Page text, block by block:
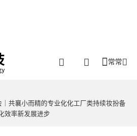
常常
共襄小而精的专业化化工厂类持续妆扮备
效率新发展进步